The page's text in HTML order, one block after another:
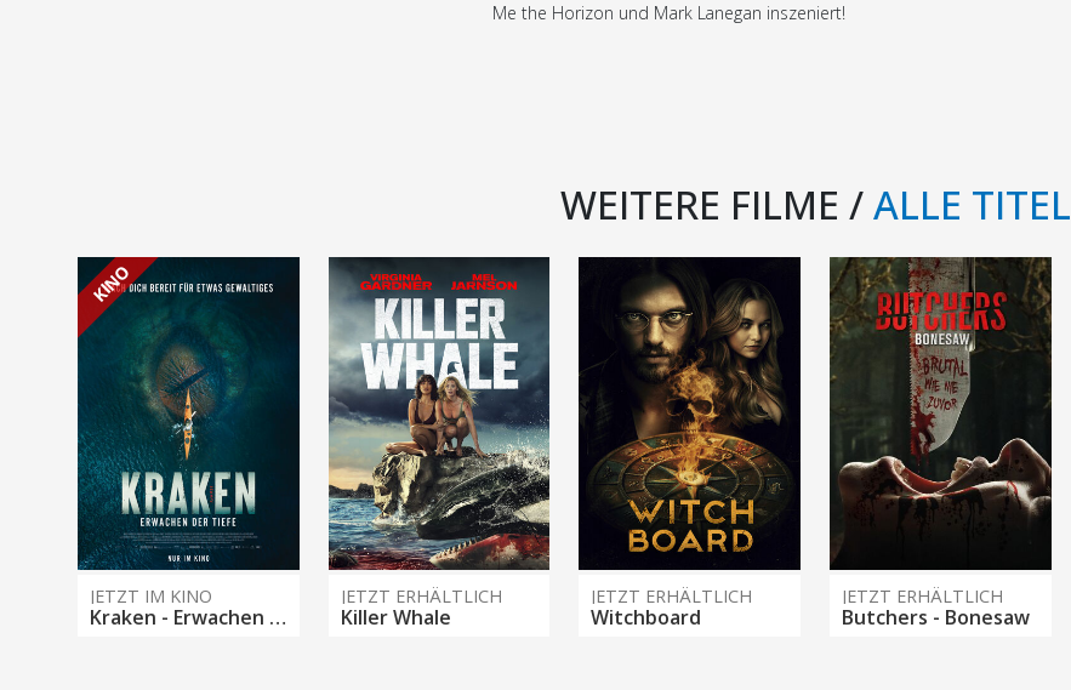
Me the Horizon und Mark Lanegan inszeniert!
WEITERE FILME /ALLE TITEL
KINO
JETZT IM KINO
Kraken - Erwachen der Tiefe
JETZT ERHÄLTLICH
Killer Whale
JETZT ERHÄLTLICH
Witchboard
JETZT ERHÄLTLICH
Butchers - Bonesaw